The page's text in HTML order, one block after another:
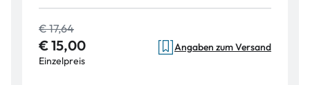
€ 17,64
€ 15,00
Einzelpreis
Angaben zum Versand